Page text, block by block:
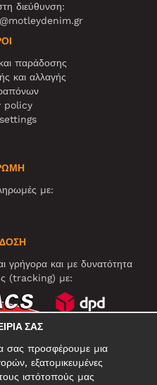
διεύθυνση:
παράδοσης
και αλλαγής
policy
με:
γρήγορα και με δυνατότητα
(tracking) με:
ΣΑΣ
σας προσφέρουμε μια
εξατομικευμένες
ιστότοπούς μας